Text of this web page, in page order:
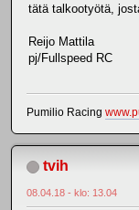
tätä talkootyötä,
Reijo Mattila
pj/Fullspeed RC
Pumilio Racing
tvih
08.04.18 - klo: 13.04